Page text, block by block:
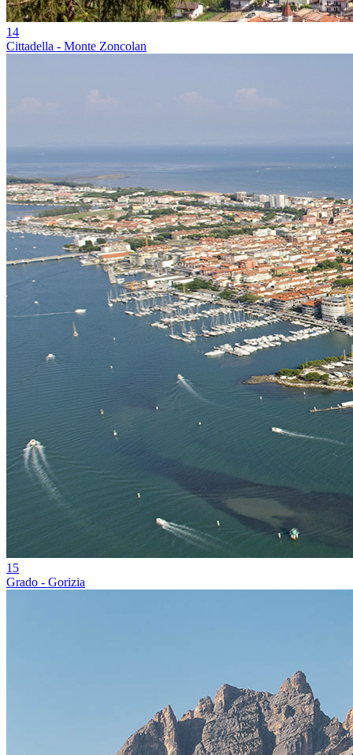
14
Cittadella - Monte Zoncolan
15
Grado - Gorizia